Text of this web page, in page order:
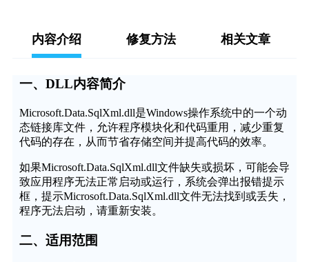
内容介绍 修复方法 相关文章
一、DLL内容简介
Microsoft.Data.SqlXml.dll是Windows操作系统中的一个动
态链接库文件，允许程序模块化和代码重用，减少重复
代码的存在，从而节省存储空间并提高代码的效率。
如果Microsoft.Data.SqlXml.dll文件缺失或损坏，可能会导
致应用程序无法正常启动或运行，系统会弹出报错提示
框，提示Microsoft.Data.SqlXml.dll文件无法找到或丢失，
程序无法启动，请重新安装。
二、适用范围